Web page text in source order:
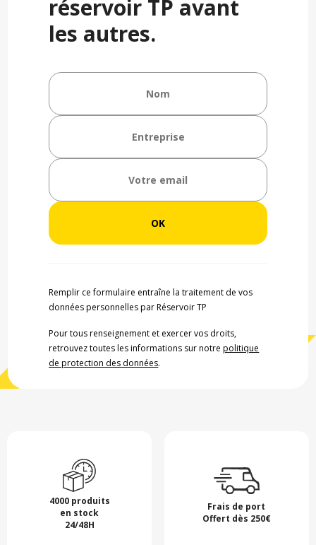
réservoir TP avant
les autres.
Remplir ce formulaire entraîne la traitement de vos
données personnelles par Réservoir TP
Pour tous renseignement et exercer vos droits,
retrouvez toutes les informations sur notrepolitique
de protection des données.
4000 produits
en stock
24/48H
Frais de port
Offert dès 250€